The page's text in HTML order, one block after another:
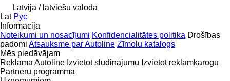
Latvija / latviešu valoda
Lat Рус
Informācija
Noteikumi un nosacījumi Konfidencialitātes politika Drošības
padomi Atsauksme par Autoline Zīmolu katalogs
Mēs piedāvājam
Reklāma Autoline Izvietot sludinājumu Izvietot reklāmkarogu
Partneru programma